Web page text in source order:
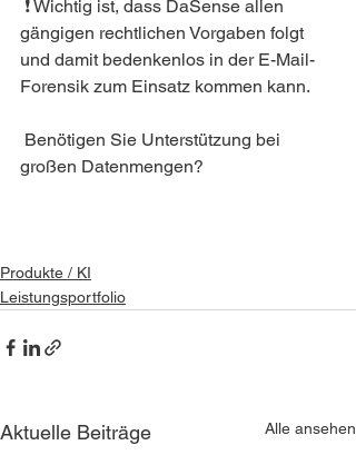
gängigen rechtlichen Vorgaben folgt
und damit bedenkenlos in der E-Mail-
Forensik zum Einsatz kommen kann.
großen Datenmengen?
Produkte / KI
Leistungsportfolio
Aktuelle Beiträge Alle ansehen